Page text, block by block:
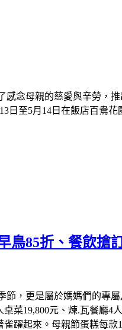
感念母親的慈愛與辛勞，
13 日至5月 14 日在飯店百鴦
鳥85折、餐飲搶
節，更是屬於媽媽們的專
桌菜19,800元、煉.瓦餐廳4
雀躍起來。母親節蛋糕每款